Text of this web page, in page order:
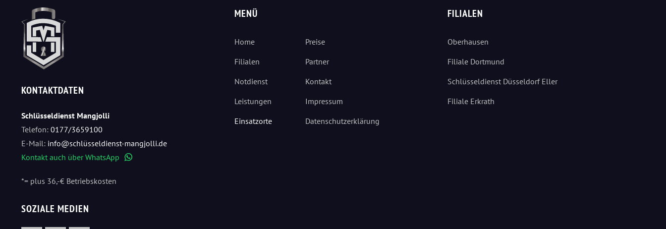
KONTAKTDATEN
Schlüsseldienst Mangjolli
Telefon: 0177/3659100
E-Mail: info@schlüsseldienst-mangjolli.de
Kontakt auch über WhatsApp
*= plus 36,-€ Betriebskosten
MENÜ
Home
Filialen
Notdienst
Leistungen
Einsatzorte
Preise
Partner
Kontakt
Impressum
Datenschutzerklärung
FILIALEN
Oberhausen
Filiale Dortmund
Schlüsseldienst Düsseldorf Eller
Filiale Erkrath
SOZIALE MEDIEN